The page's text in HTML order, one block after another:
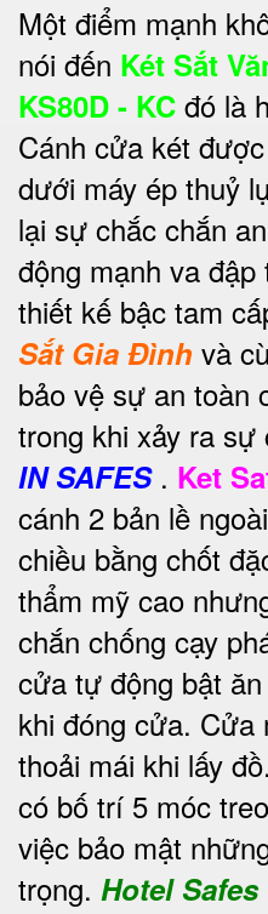
Một điểm mạnh
nói đến Két Sắt
KS80D - KC đó là
Cánh cửa két
dưới máy ép thuỷ
lại sự chắc chắn
động mạnh va
thiết kế bậc tam
Sắt Gia Đình và
bảo vệ sự an toàn
trong khi xảy ra sự
IN SAFES. Ket
cánh 2 bản lề
chiều bằng chốt
thẩm mỹ cao
chắn chống cạy
cửa tự động bật
khi đóng cửa.
thoải mái khi lấy
có bố trí 5 móc
việc bảo mật
trọng. Hotel Safes